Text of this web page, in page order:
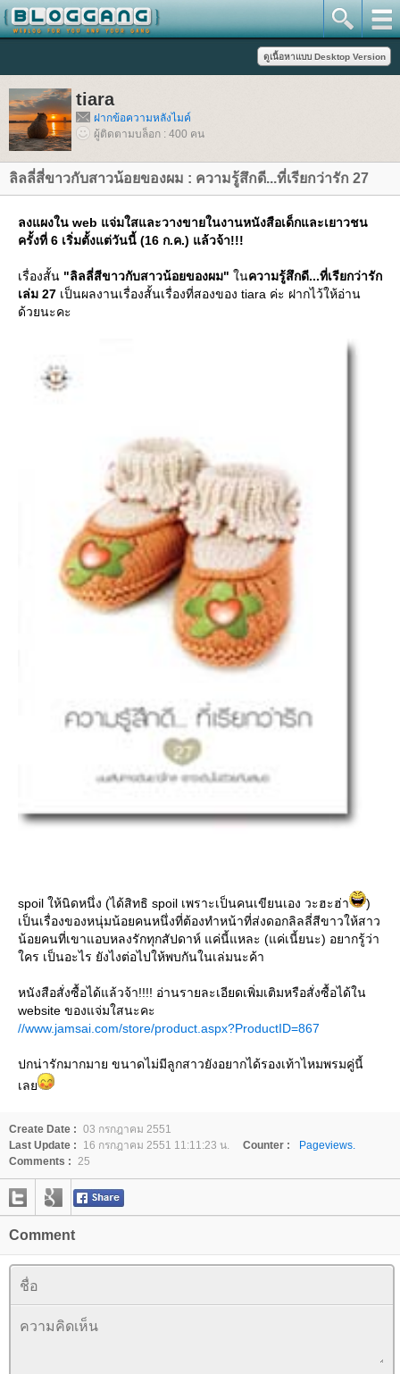
tiara
ฝากข้อความหลังไมค์
ผู้ติดตามบล็อก : 400 คน
ลิลลี่สี่ขาวกับสาวน้อยของผม : ความรู้สึกดี...ที่เรียกว่ารัก 27
ลงแผงใน web แจ่มใสและวางขายในงานหนังสือเด็กและเยาวชน
ครั้งที่ 6 เริ่มตั้งแต่วันนี้ (16 ก.ค.) แล้วจ้า!!!
เรื่องสั้น "ลิลลี่สีขาวกับสาวน้อยของผม" นความรู้สึกดี...ที่เรียกว่ารัก
เล่ม 27 เป็นผลงานเรื่องสั้นเรื่องที่สองของ tiara ค่ะ ฝากไว้ให้อ่าน
ด้วยนะคะ
spoil ให้นิดหนึ่ง (ได้สิทธิ spoil เพราะเป็นคนเขียนเอง วะฮะฮ่า
)
เป็นเรื่องของหนุ่มน้อยคนหนึ่งที่ต้องทำหน้าที่ส่งดอกลิลลี่สีขาวให้สาว
น้อยคนที่เขาแอบหลงรักทุกสัปดาห์ แค่นี้แหละ (แค่เนี้ยนะ) อยากรู้ว่า
คร เป็นอะไร ยังไงต่อไปให้พบกันในเล่มนะค้า
หนังสือสั่งซื้อได้แล้วจ้า!!!! อ่านรายละเอียดเพิ่มเติมหรือสั่งซื้อได้ใน
website ของแจ่มใสนะคะ
//www.jamsai.com/store/product.aspx?ProductID=867
ปกน่ารักมากมาย ขนาดไม่มีลูกสาวยังอยากได้รองเท้าไหมพรมคู่นี้
เล
Create Date : 03 กรกฎาคม 2551
Last Update :
16 กรกฎาคม 2551 11:11:23 น. Counter :
Pageviews.
Comments : 25
Comment